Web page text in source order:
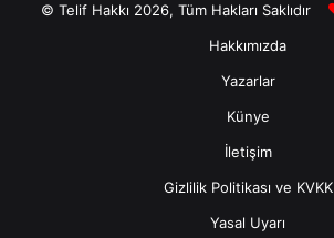
© Telif Hakkı 2026, Tüm Hakları Saklıdır
Hakkımızda
Yazarlar
Künye
İletişim
Gizlilik Politikası ve KVKK
Yasal Uyarı